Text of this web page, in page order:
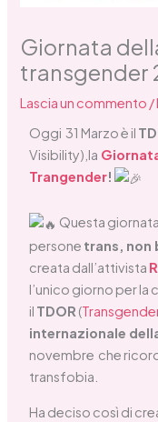
Giornata
transgender
Lascia un commento /
Oggi 31 Marzo è il
Visibility),la
Trangender!
Questa
persone trans, non
creata dall’attivista
l’unico giorno per la
il TDOR (
internazionale
novembre che
transfobia.
Ha deciso così di